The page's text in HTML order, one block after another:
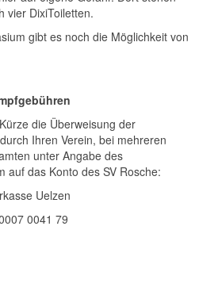
vier DixiToiletten.
gibt es noch die Möglichkeit von
die Überweisung der
Ihren Verein, bei mehreren
unter Angabe des
auf das Konto des SV Rosche:
Uelzen
0041 79